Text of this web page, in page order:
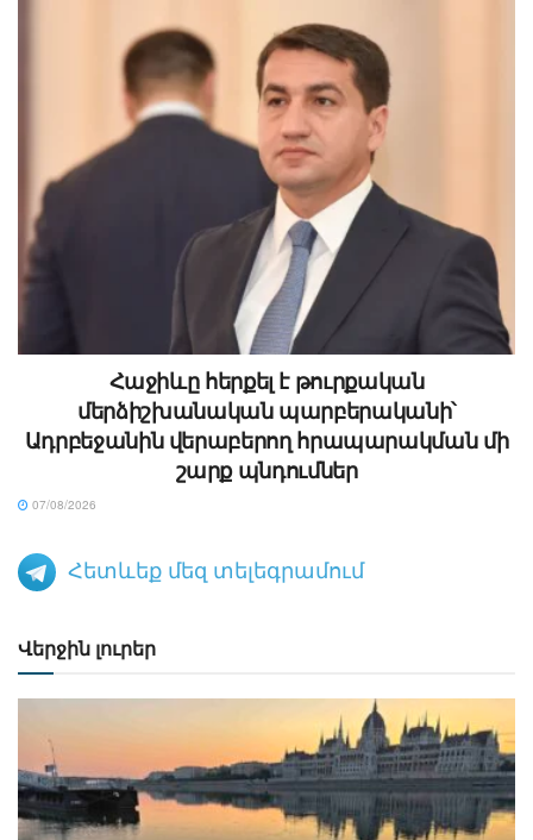
Հաջիևը հերքել է թուրքական
մերձիշխանական պարբերականի՝
Ադրբեջանին վերաբերող հրապարակման մի
շարք պնդումներ
07/08/2026
Հետևեք մեզ տելեգրամում
Վերջին լուրեր